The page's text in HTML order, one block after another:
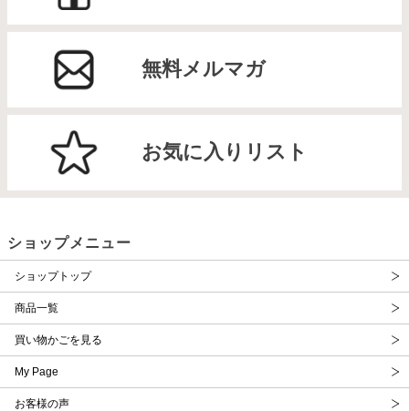
無料メルマガ
お気に入りリスト
ショップメニュー
ショップトップ
商品一覧
買い物かごを見る
My Page
お客様の声